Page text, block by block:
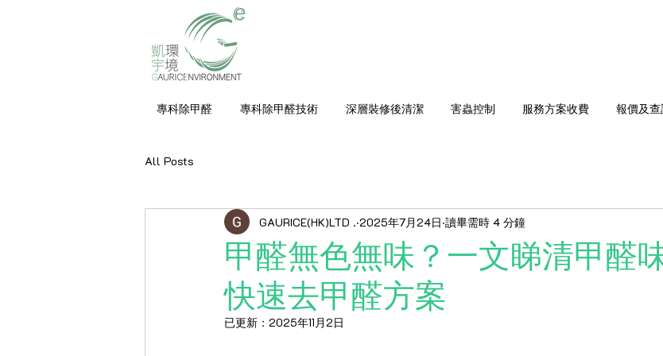
專科除甲醛 專科除甲醛技術 深層裝修後清潔 害蟲控制 服務方案收費 報價​及
All Posts
甲醛無色無味？一文睇清甲醛
快速去甲醛方案
GAURICE(HK)LTD . 2025年7月24日 讀畢需時 4 分鐘
已更新： 2025年11月2日